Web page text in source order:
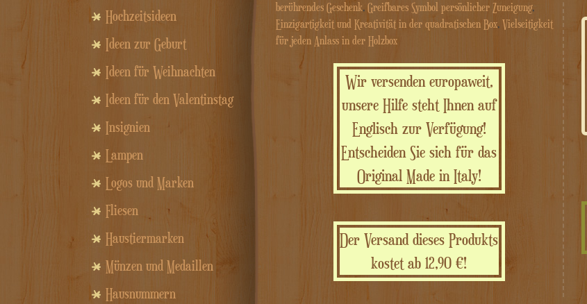
berührendes Geschenk, Greifbares Symbol persönlicher Zuneigung,
Einzigartigkeit und Kreativität in der quadratischen Box, Vielseitigkeit
für jeden Anlass in der Holzbox
Wir versenden europaweit,
unsere Hilfe steht Ihnen auf
Englisch zur Verfügung!
Entscheiden Sie sich für das
Original Made in Italy!
Der Versand dieses Produkts
kostet ab 12,90 €!
Hochzeitsideen
Ideen zur Geburt
Ideen für Weihnachten
Ideen für den Valentinstag
Insignien
Lampen
Logos und Marken
Fliesen
Haustiermarken
Münzen und Medaillen
Hausnummern